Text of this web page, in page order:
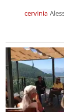
cervinia